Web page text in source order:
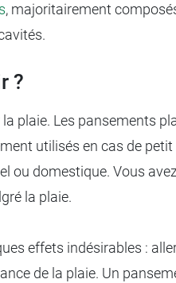
, majoritairement
?
plaie. Les pansements
utilisés en cas de
ou domestique. Vous
la plaie.
effets indésirables :
de la plaie. Un